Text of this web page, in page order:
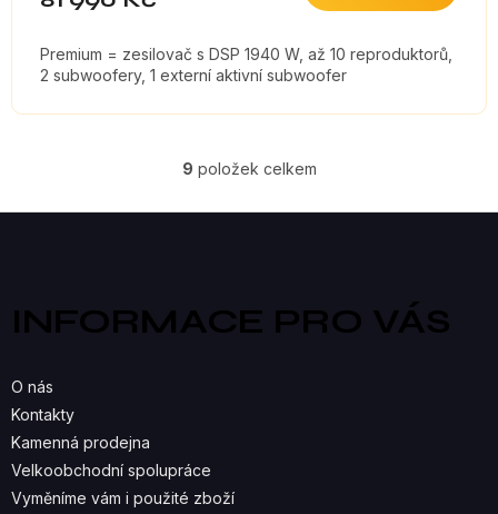
Premium = zesilovač s DSP 1940 W, až 10 reproduktorů,
2 subwoofery, 1 externí aktivní subwoofer
O
V
Á
D
9 položek celkem
INFORMACE PRO VÁS
O nás
Kontakty
Kamenná prodejna
Velkoobchodní spolupráce
Vyměníme vám i použité zboží